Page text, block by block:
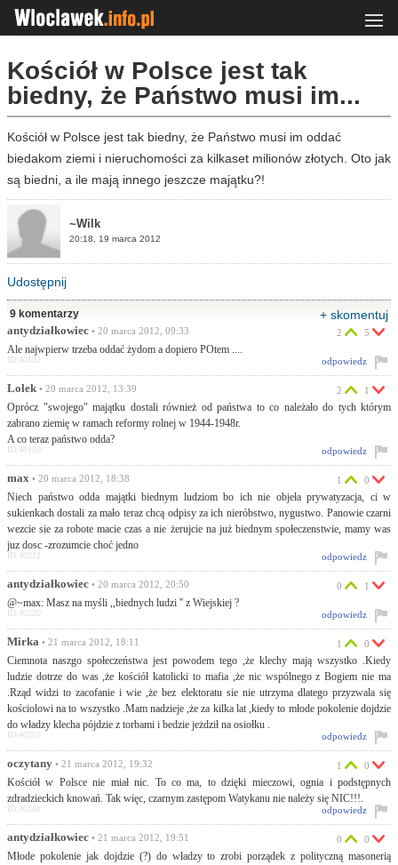
Kościół w Polsce jest tak
biedny, że Państwo musi im...
Kościół w Polsce jest tak biedny, że Państwo musi im oddać
biedakom ziemi i nieruchomości za kilkaset milionów złotych. Oto jak
są biedni, a ile mają innego jeszcze majątku?!
~Wilk
20:18, 19 marca 2012
Udostępnij
9 komentarzy + skomentuj
antydziałkowiec • 20 marca 2012, 09:33
Ale najwpierw trzeba oddać żydom a dopiero POtem ....
2 5
odpowiedz
ID:40183
Lolek • 20 marca 2012, 13:39
Oprócz "swojego" majątku dostali również od państwa to co należało do tych którym
zabrano ziemię w ramach reformy rolnej w 1944-1948r.
A co teraz państwo odda?
2 1
odpowiedz
ID:40189
max • 20 marca 2012, 18:38
Niech państwo odda majątki biednym ludziom bo ich nie objeła prywatyzacja, ci w
sukienkach dostali za mało teraz chcą odpisy za ich nieróbstwo, nygustwo. Panowie czarni
wezcie sie za robote macie czas a nie żerujcie na już biednym społeczenstwie, mamy was
juz dosc -zrozumcie choć jedno
1 0
odpowiedz
ID:40212
antydziałkowiec • 20 marca 2012, 20:50
@~max: Masz na myśli ,,biednych ludzi '' z Wiejskiej ?
0 1
odpowiedz
ID:40220
Mirka • 21 marca 2012, 18:11
Ciemnota naszgo społeczeństwa jest powodem tego ,że klechy mają wszystko .Kiedy
ludzie dotrze do was ,że kościół katolicki to mafia ,że nic wspólnego z Bogiem nie ma
.Rząd widzi to zacofanie i wie ,że bez elektoratu sie nie utrzyma dlatego przyzwala się
kościolowi na to wszystko .Mam nadzieje ,że za kilka lat ,kiedy to młode pokolenie dojdzie
do władzy klecha pójdzie z torbami i bedzie jeżdził na osiołku .
1 0
odpowiedz
ID:40255
oczytany • 21 marca 2012, 19:32
Kościół w Polsce nie miał nic. To co ma, to dzięki mieczowi, ognia i podstępnych
zdradzieckich knowań. Tak więc, czarnym zastępom Watykanu nie należy się NIC!!!.
1 0
odpowiedz
ID:40261
antydziałkowiec • 21 marca 2012, 19:51
Młode pokolenie jak dojdzie (?) do władzy to zrobi porządek z polityczną masonerią
0 0